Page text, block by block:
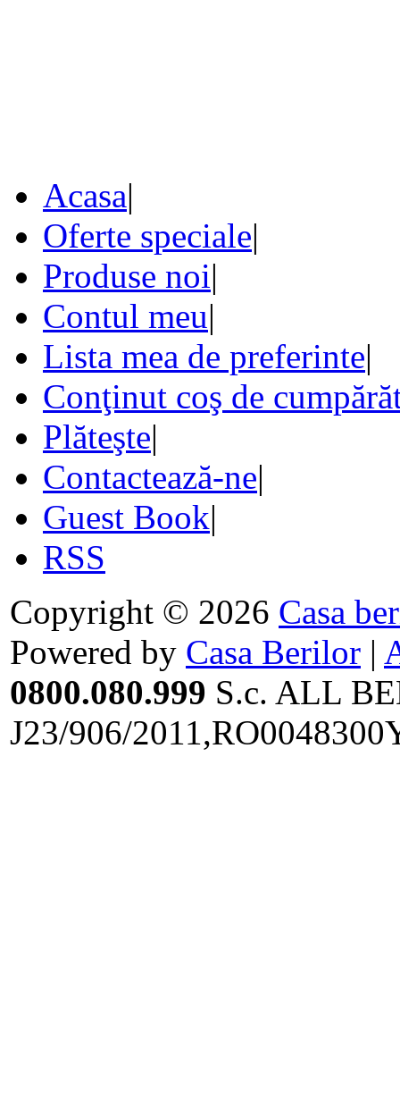
Acasa|
Oferte speciale|
Produse noi|
Contul meu|
Lista mea de preferinte|
Conţinut coş de
Plăteşte|
Contactează-ne|
Guest Book|
RSS
Copyright © 2026 Casa
Powered by Casa Berilor |
0800.080.999 S.c. ALL
J23/906/